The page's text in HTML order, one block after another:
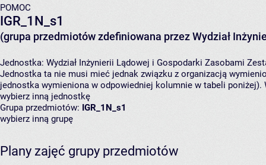
POMOC
IGR_1N_s1
(grupa przedmiotów zdefiniowana przez Wydział
Jednostka: Wydział Inżynierii Lądowej i Gospodarki Zasobami
Jednostka ta nie musi mieć jednak związku z organizacją
jednostka wymieniona w odpowiedniej kolumnie w tabeli
wybierz inną jednostkę
Grupa przedmiotów: IGR_1N_s1
wybierz inną grupę
Plany zajęć grupy przedmiotów